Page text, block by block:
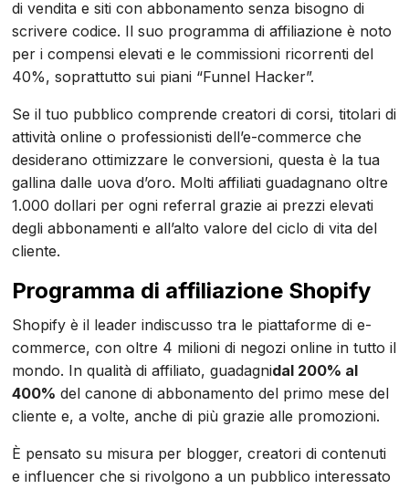
di vendita e siti con abbonamento senza bisogno di
scrivere codice. Il suo programma di affiliazione è noto
per i compensi elevati e le commissioni ricorrenti del
40%, soprattutto sui piani “Funnel Hacker”.
Se il tuo pubblico comprende creatori di corsi, titolari di
attività online o professionisti dell’e-commerce che
desiderano ottimizzare le conversioni, questa è la tua
gallina dalle uova d’oro. Molti affiliati guadagnano oltre
1.000 dollari per ogni referral grazie ai prezzi elevati
degli abbonamenti e all’alto valore del ciclo di vita del
cliente.
Programma di affiliazione Shopify
Shopify è il leader indiscusso tra le piattaforme di e-
commerce, con oltre 4 milioni di negozi online in tutto il
mondo. In qualità di affiliato, guadagnidal 200% al
400% del canone di abbonamento del primo mese del
cliente e, a volte, anche di più grazie alle promozioni.
È pensato su misura per blogger, creatori di contenuti
e influencer che si rivolgono a un pubblico interessato